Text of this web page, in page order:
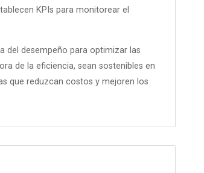
KPIs para monitorear el
del desempeño para optimizar las
de la eficiencia, sean sostenibles en
que reduzcan costos y mejoren los